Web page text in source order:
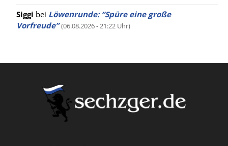
Siggi bei Löwenrunde: “Spüre eine große
Vorfreude” (06.08.2026 - 21:22 Uhr)